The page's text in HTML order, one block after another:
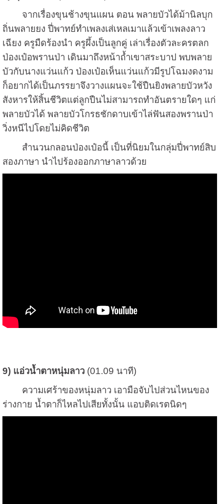
จากเรื่องขุนช้างขุนแผน ตอน พลายบัวได้ม้านิลบุก
ถิ่นพลายยง ปี่พาทย์ทำเพลงเส่เหลเมาแล้วเข้าเพลงลาว
เฉียง ครูมืดร้องนำ ครูผึ้งเป็นลูกคู่ เล่าเรื่องตัวละครตลก
ป่องเป๋อพรานป่า เดินมาถึงหน้าถ้ำเขาสระบาป พบพลาย
บัวกับนางแว่นแก้ว ป่องเป๋อเห็นแว่นแก้วมีรูปโฉมงดงาม
ก็อยากได้เป็นภรรยาจึงวางแผนจะใช้ปืนยิงพลายบัวหวัง
สังหารให้สิ้นชีวิตแต่ลูกปืนไม่สามารถทำอันตรายใดๆ แก่
พลายบัวได้ พลายบัวโกรธชักดาบเข้าไล่ฟันสองพรานป่า
วิ่งหนีไปโดยไม่คิดชีวิต
สำนวนกลอนป่องเป๋อนี้ เป็นที่นิยมในกลุ่มปี่พาทย์สิบ
สองภาษา นำไปร้องออกภาษาลาวด้วย
9) แอ่วน้ำตาหนุ่มลาว(01.09 นาที)
ความเศร้าของหนุ่มลาว เอามือจับไปส่วนไหนของ
ร่างกาย น้ำตาก็ไหลไปเสียทั้งนั้น แอบติดเรตนิดๆ